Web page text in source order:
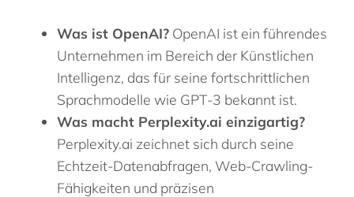
Was ist OpenAI? OpenAI ist ein führendes
Unternehmen im Bereich der Künstlichen
Intelligenz, das für seine fortschrittlichen
Sprachmodelle wie GPT-3 bekannt ist.
Was macht Perplexity.ai einzigartig?
Perplexity.ai zeichnet sich durch seine
Echtzeit-Datenabfragen, Web-Crawling-
Fähigkeiten und präzisen